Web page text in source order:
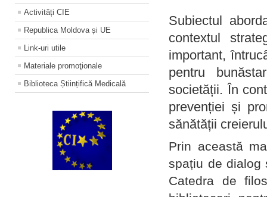
Activități CIE
Republica Moldova și UE
Link-uri utile
Materiale promoţionale
Biblioteca Științifică Medicală
Subiectul
contextul
important,
pentru
societății. În
prevenției și
sănătății
Prin această
spațiu de dialog
Catedra de